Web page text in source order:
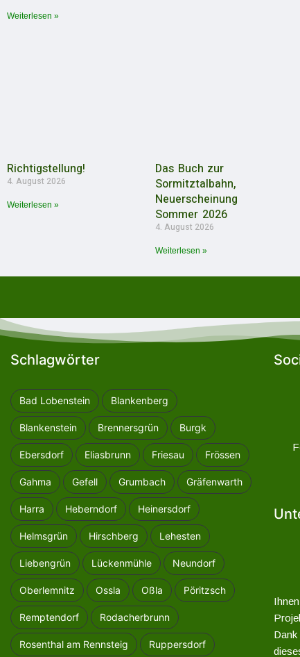
Weiterlesen »
Richtigstellung!
4. August 2026
Weiterlesen »
Das Buch zur
Sormitztalbahn,
Neuerscheinung
Sommer 2026
4. August 2026
Weiterlesen »
Schlagwörter
Bad Lobenstein Blankenberg
Blankenstein Brennersgrün Burgk
Ebersdorf Eliasbrunn Friesau Frössen
Gahma Gefell Grumbach Gräfenwarth
Harra Heberndorf Heinersdorf
Helmsgrün Hirschberg Lehesten
Liebengrün Lückenmühle Neundorf
Oberlemnitz Ossla Oßla Pöritzsch
Remptendorf Rodacherbrunn
Rosenthal am Rennsteig Ruppersdorf